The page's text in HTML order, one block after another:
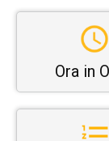
Ora in